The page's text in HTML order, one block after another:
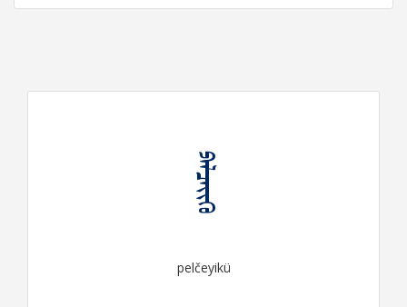
ᠫᠡᠯᠴᠡᠶᠢᠬᠦ
pelčeyikü